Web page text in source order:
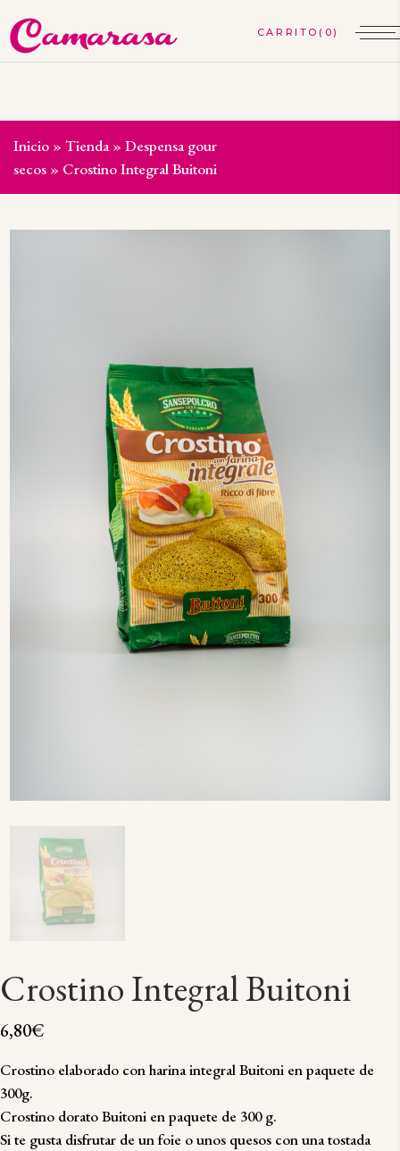
(0)
Inicio » Tienda» Despensa gourmet
secos » Crostino Integral Buitoni
Crostino Integral Buitoni
6,80€
Crostino elaborado con harina integral Buitoni en paquete de
300g.
Crostino dorato Buitoni en paquete de 300 g.
Si te gusta disfrutar de un foie o unos quesos con una tostada